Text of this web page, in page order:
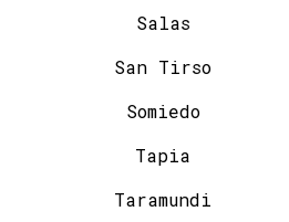
Salas
San Tirso
Somiedo
Tapia
Taramundi